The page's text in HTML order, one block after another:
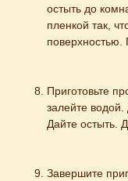
остыть до
пленкой так,
поверхностью.
Приготовьте
залейте
Дайте остыть.
Завершите